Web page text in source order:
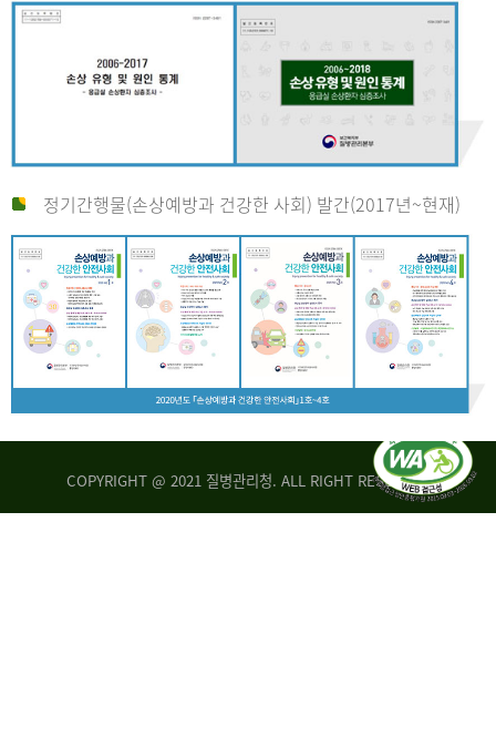
정기간행물(손상예방과 건강한 사회) 발간(2017년~현재)
COPYRIGHT @ 2021 질병관리청. ALL RIGHT RESERVED